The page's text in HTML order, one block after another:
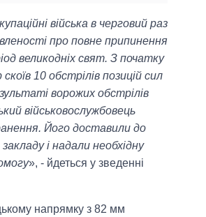
війська в черговий раз
про повне припинення
великодніх свят. З початку
10 обстрілів позицій сил
ворожих обстрілів
військовослужбовець
Його доставили до
і надали необхідну
», - йдеться у зведенні
напрямку з 82 мм